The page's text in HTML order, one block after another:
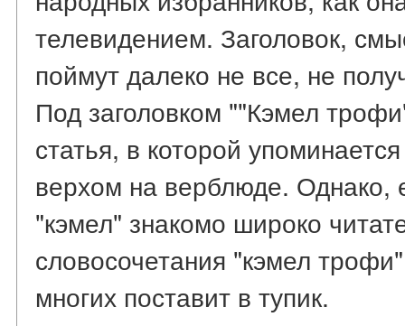
телевидением. Заголовок,
поймут далеко не все, не
Под заголовком ""Кэмел
статья, в которой
верхом на верблюде. Однако,
"кэмел" знакомо широко
словосочетания "кэмел
многих поставит в тупик.